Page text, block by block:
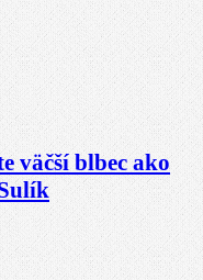
väčší blbec ako